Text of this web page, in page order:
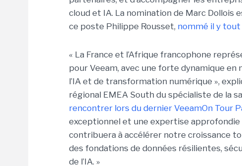
cloud et IA. La nomination de Marc Dollois
ce poste Philippe Rousset, nommé il y
« La France et l’Afrique francophone
pour Veeam, avec une forte dynamique en
l’IA et de transformation numérique »,
régional EMEA South du spécialiste de la
rencontrer lors du dernier VeeamOn Tour
exceptionnel et une expertise approfondie
contribuera à accélérer notre croissance
des fondations de données résilientes,
de l’IA. »